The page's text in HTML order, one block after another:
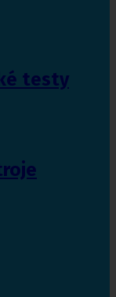
testy